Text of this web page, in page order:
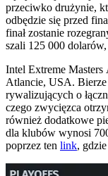
przeciwko drużynie,
odbędzie się przed
finał zostanie
szali 125 000
Intel Extreme
Atlancie, USA. Bierze
rywalizujących o
czego zwycięzca
również dodatkowe
dla klubów wynosi
poprzez ten link,